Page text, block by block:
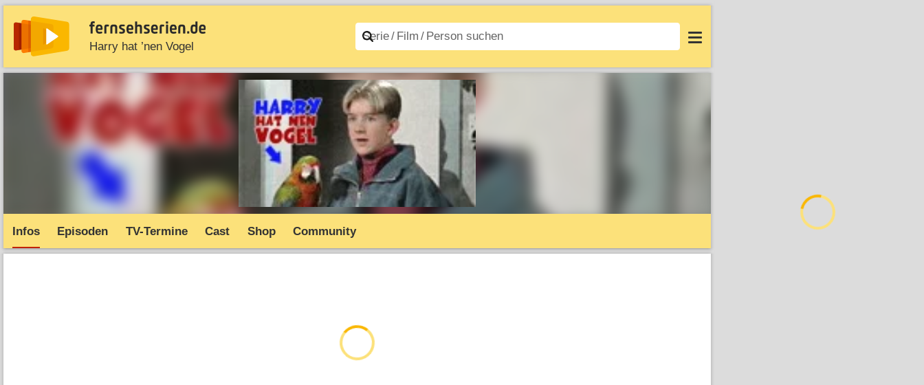
Harry hat ’nen Vogel
News Entdecken Streaming Filme A–Z Login
Infos Episoden TV-Termine Cast Shop Community